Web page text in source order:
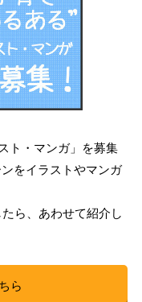
ト・マンガ」を募集
をイラストやマンガ
ら、あわせて紹介し
ら